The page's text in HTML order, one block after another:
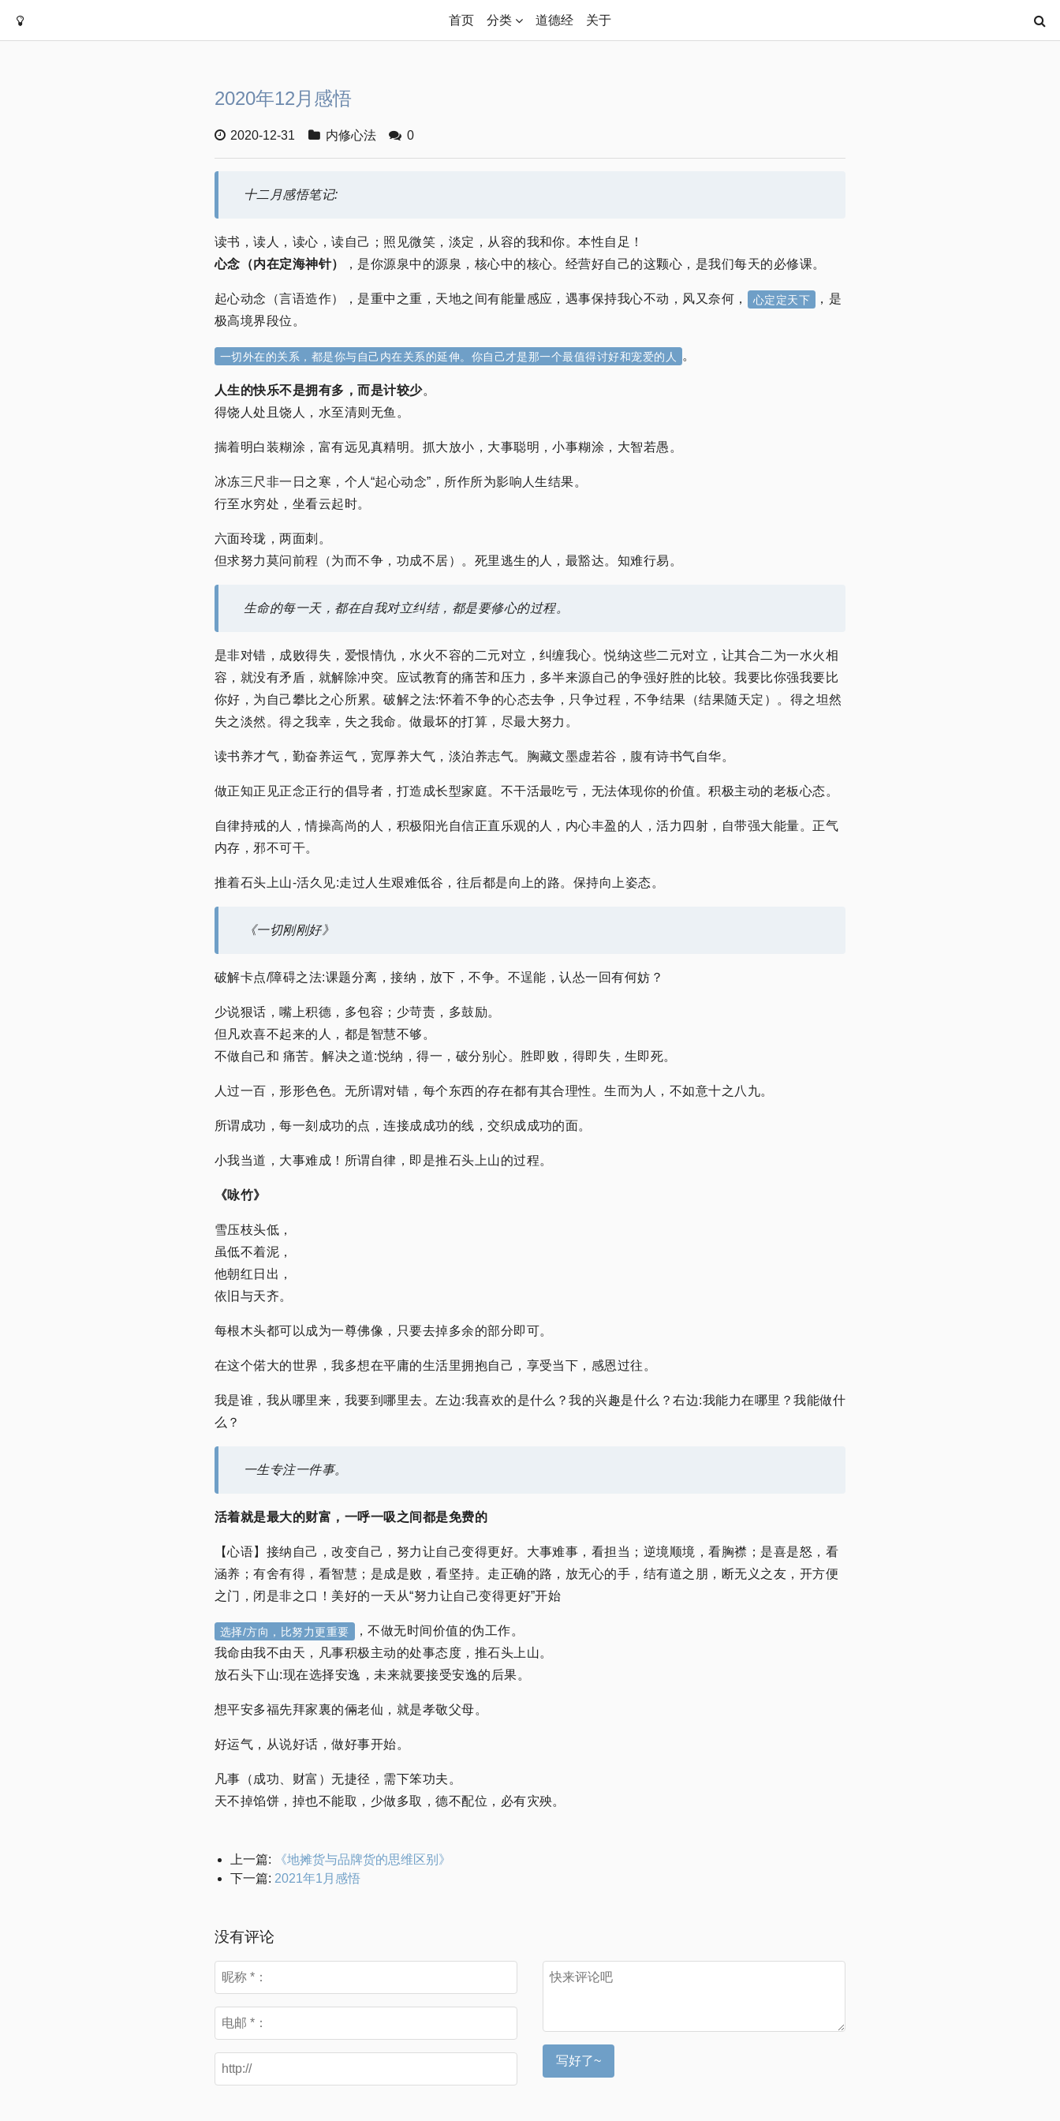
首页 分类 道德经 关于
2020年12月感悟
2020-12-31 内修心法 0
十二月感悟笔记:
读书，读人，读心，读自己；照见微笑，淡定，从容的我和你。本性自足！
心念（内在定海神针）
，是你源泉中的源泉，核心中的核心。经营好自己的这颗心，是我们每天的必修课。
起心动念（言语造作），是重中之重，天地之间有能量感应，遇事保持我心不动，风又奈何， 心定定天下
，是
极高境界段位。
一切外在的关系，都是你与自己内在关系的延伸。你自己才是那一个最值得讨好和宠爱的人 。
人生的快乐不是拥有多，而是计较少。
得饶人处且饶人，水至清则无鱼。
揣着明白装糊涂，富有远见真精明。抓大放小，大事聪明，小事糊涂，大智若愚。
冰冻三尺非一日之寒，个人“起心动念”，所作所为影响人生结果。
行至水穷处，坐看云起时。
六面玲珑，两面刺。
但求努力莫问前程（为而不争，功成不居）。死里逃生的人，最豁达。知难行易。
生命的每一天，都在自我对立纠结，都是要修心的过程。
是非对错，成败得失，爱恨情仇，水火不容的二元对立，纠缠我心。悦纳这些二元对立，让其合二为一水火相
容，就没有矛盾，就解除冲突。应试教育的痛苦和压力，多半来源自己的争强好胜的比较。我要比你强我要比
你好，为自己攀比之心所累。破解之法:怀着不争的心态去争，只争过程，不争结果（结果随天定）。得之坦然
失之淡然。得之我幸，失之我命。做最坏的打算，尽最大努力。
读书养才气，勤奋养运气，宽厚养大气，淡泊养志气。胸藏文墨虚若谷，腹有诗书气自华。
做正知正见正念正行的倡导者，打造成长型家庭。不干活最吃亏，无法体现你的价值。积极主动的老板心态。
自律持戒的人，情操高尚的人，积极阳光自信正直乐观的人，内心丰盈的人，活力四射，自带强大能量。正气
内存，邪不可干。
推着石头上山-活久见:走过人生艰难低谷，往后都是向上的路。保持向上姿态。
《一切刚刚好》
破解卡点/障碍之法:课题分离，接纳，放下，不争。不逞能，认怂一回有何妨？
少说狠话，嘴上积德，多包容；少苛责，多鼓励。
但凡欢喜不起来的人，都是智慧不够。
不做自己和 痛苦。解决之道:悦纳，得一，破分别心。胜即败，得即失，生即死。
人过一百，形形色色。无所谓对错，每个东西的存在都有其合理性。生而为人，不如意十之八九。
所谓成功，每一刻成功的点，连接成成功的线，交织成成功的面。
小我当道，大事难成！所谓自律，即是推石头上山的过程。
《咏竹》
雪压枝头低，
虽低不着泥，
他朝红日出，
依旧与天齐。
每根木头都可以成为一尊佛像，只要去掉多余的部分即可。
在这个偌大的世界，我多想在平庸的生活里拥抱自己，享受当下，感恩过往。
我是谁，我从哪里来，我要到哪里去。左边:我喜欢的是什么？我的兴趣是什么？右边:我能力在哪里？我能做什
么？
一生专注一件事。
活着就是最大的财富，一呼一吸之间都是免费的
【心语】接纳自己，改变自己，努力让自己变得更好。大事难事，看担当；逆境顺境，看胸襟；是喜是怒，看
涵养；有舍有得，看智慧；是成是败，看坚持。走正确的路，放无心的手，结有道之朋，断无义之友，开方便
之门，闭是非之口！美好的一天从“努力让自己变得更好”开始
选择/方向，比努力更重要
，不做无时间价值的伪工作。
我命由我不由天，凡事积极主动的处事态度，推石头上山。
放石头下山:现在选择安逸，未来就要接受安逸的后果。
想平安多福先拜家裏的倆老仙，就是孝敬父母。
好运气，从说好话，做好事开始。
凡事（成功、财富）无捷径，需下笨功夫。
天不掉馅饼，掉也不能取，少做多取，德不配位，必有灾殃。
上一篇:
《地摊货与品牌货的思维区别》
下一篇: 2021年1月感悟
没有评论
写好了~